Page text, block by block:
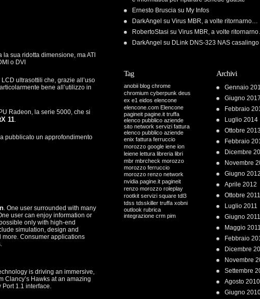
sua ridotta dimensione, ma ATI
o DVI
ultrasottili che, grazie all’uso
bene all’utilizzo in
Radeon, la serie 5000, che si
11.
pubblicato un approfondimento
. One user surrounded with many
user can enjoy information or
only with high-end
simulation, design and
Consumer applications
is driving an immersive,
Clancy’s Hawks at an amazing
1.1 interface.
Ernesto Bruscia su My Infos
DarkAngel su Virus MBR, a volte ritornarno…
RobertoStasi su Virus MBR, a volte
DarkAngel su DLink DNS-323 NAS casalingo
Tag
anobii blog chrome
chromium cyberpunk deus
ex e1 eidos elencone
elencone.com Elencone
pagineit pagine.it truffa
elenco pubblico aziende
sito network servizi fattura
elenco pubblico aziende
enix fattura ferruccio
morozzo google iene ion
leiene lettura libreria libri
mbr mbrcheck morozzo
morozzo ferruccio
morozzo renzo network
nvidia pagine.it pagineit
renzo morozzo roleplay
rootkit servizi square tdl3
tdss tdsskiller truffa xobni
outlook rubrica
integrazione crm pim
Archivi
Gennaio
Giugno 2017
Febbraio
Luglio 2014
Ottobre 2013
Febbraio
Dicembre
Novembre
Giugno 2012
Aprile 2012
Ottobre 2011
Luglio 2011
Giugno 2011
Maggio 2011
Febbraio
Dicembre
Novembre
Settembre
Agosto 2010
Giugno